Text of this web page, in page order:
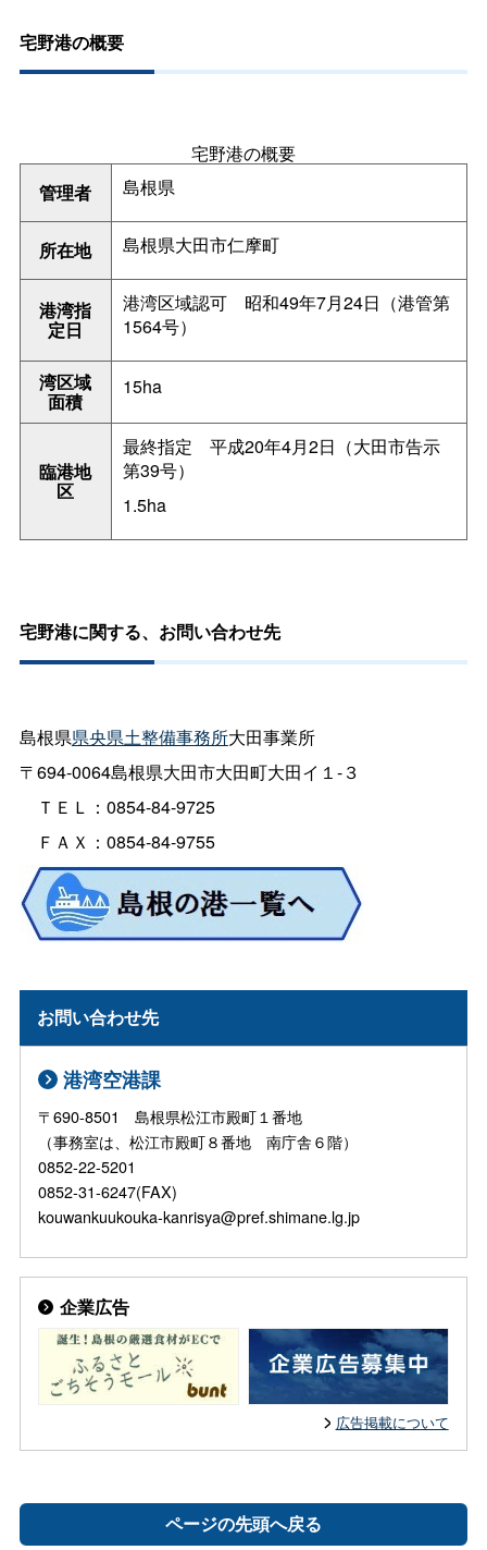
宅野港の概要
宅野港の概要
管理者
島根県
所在地 島根県大田市仁摩町
港湾指
定日
港湾区域認可 昭和49年7月24日（港管第
1564号）
湾区域
面積
15ha
臨港地
区
最終指定 平成20年4月2日（大田市告示
第39号）
1.5ha
宅野港に関する、お問い合わせ先
島根県県央県土整備事務所大田事業所
〒694-0064島根県大田市大田町大田イ１-３
ＴＥＬ：0854-84-9725
ＦＡＸ：0854-84-9755
お問い合わせ先
港湾空港課
〒690-8501 島根県松江市殿町１番地
（事務室は、松江市殿町８番地 南庁舎６階）
0852-22-5201
0852-31-6247(FAX)
kouwankuukouka-kanrisya@pref.shimane.lg.jp
企業広告
広告掲載について
ページの先頭へ戻る